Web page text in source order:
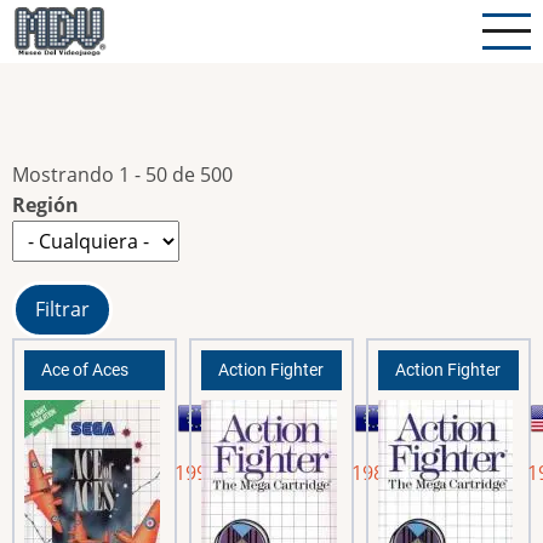
Pasar
al
Mostrando 1 - 50 de 500
Región
Ace of Aces
1991
Action Fighter
1986
Action Fighter